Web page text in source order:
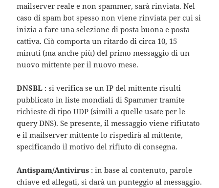
mailserver reale e non spammer, sarà rinviata. Nel
caso di spam bot spesso non viene rinviata per cui si
inizia a fare una selezione di posta buona e posta
cattiva. Ciò comporta un ritardo di circa 10, 15
minuti (ma anche più) del primo messaggio di un
nuovo mittente per il nuovo mese.
DNSBL : si verifica se un IP del mittente risulti
pubblicato in liste mondiali di Spammer tramite
richieste di tipo UDP (simili a quelle usate per le
query DNS). Se presente, il messaggio viene rifiutato
e il mailserver mittente lo rispedirà al mittente,
specificando il motivo del rifiuto di consegna.
Antispam/Antivirus : in base al contenuto, parole
chiave ed allegati, si darà un punteggio al messaggio.